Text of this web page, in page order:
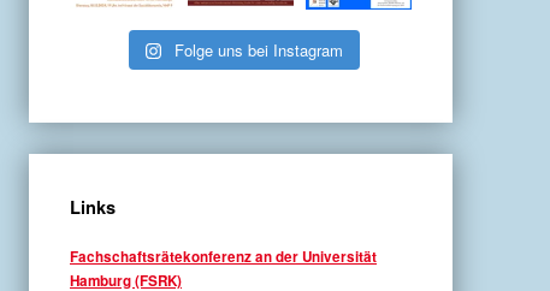
Folge uns bei Instagram
Links
Fachschaftsrätekonferenz an der Universität
Hamburg (FSRK)